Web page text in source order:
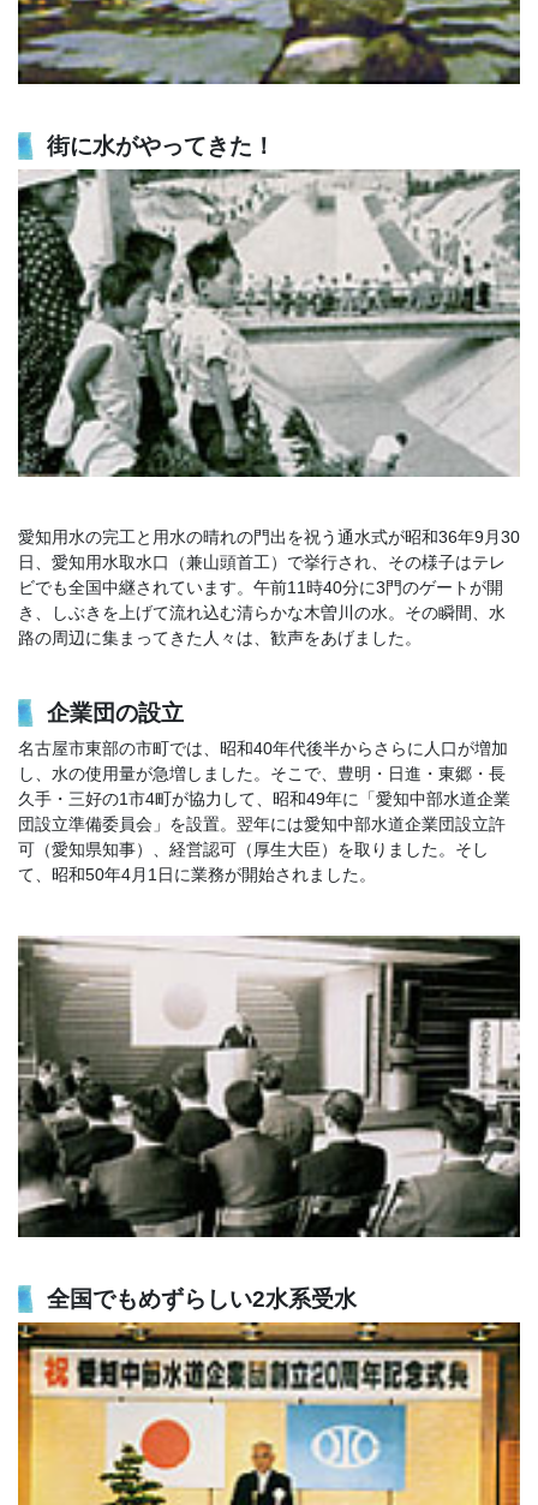
街に水がやってきた！
愛知用水の完工と用水の晴れの門出を祝う通水式が昭和36年9月30
日、愛知用水取水口（兼山頭首工）で挙行され、その様子はテレ
ビでも全国中継されています。午前11時40分に3門のゲートが開
き、しぶきを上げて流れ込む清らかな木曽川の水。その瞬間、水
路の周辺に集まってきた人々は、歓声をあげました。
企業団の設立
名古屋市東部の市町では、昭和40年代後半からさらに人口が増加
し、水の使用量が急増しました。そこで、豊明・日進・東郷・長
久手・三好の1市4町が協力して、昭和49年に「愛知中部水道企業
団設立準備委員会」を設置。翌年には愛知中部水道企業団設立許
可（愛知県知事）、経営認可（厚生大臣）を取りました。そし
て、昭和50年4月1日に業務が開始されました。
全国でもめずらしい2水系受水